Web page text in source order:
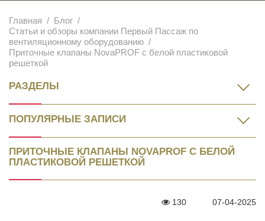
Главная
Блог
Статьи и обзоры компании Первый Пассаж по
вентиляционному оборудованию
Приточные клапаны NovaPROF с белой пластиковой
решеткой
РАЗДЕЛЫ
ПОПУЛЯРНЫЕ ЗАПИСИ
ПРИТОЧНЫЕ КЛАПАНЫ NOVAPROF С БЕЛОЙ
ПЛАСТИКОВОЙ РЕШЕТКОЙ
130 07-04-2025